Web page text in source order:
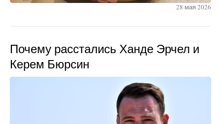
28 мая 2026
Почему расстались Ханде Эрчел и
Керем Бюрсин